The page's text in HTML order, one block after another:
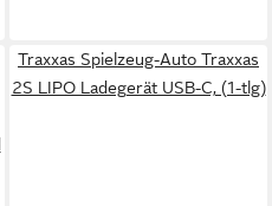
Traxxas Spielzeug-Auto Traxxas
2S LIPO Ladegerät USB-C, (1-tlg)